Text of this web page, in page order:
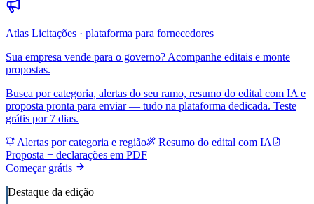
Atlas Licitações · plataforma para fornecedores
Sua empresa vende para o governo? Acompanhe editais e monte
propostas.
Busca por categoria, alertas do seu ramo, resumo do edital com IA e
proposta pronta para enviar — tudo na plataforma dedicada. Teste
grátis por 7 dias.
Alertas por categoria e região
Resumo do edital com IA
Proposta + declarações em PDF
Começar grátis
Destaque da edição